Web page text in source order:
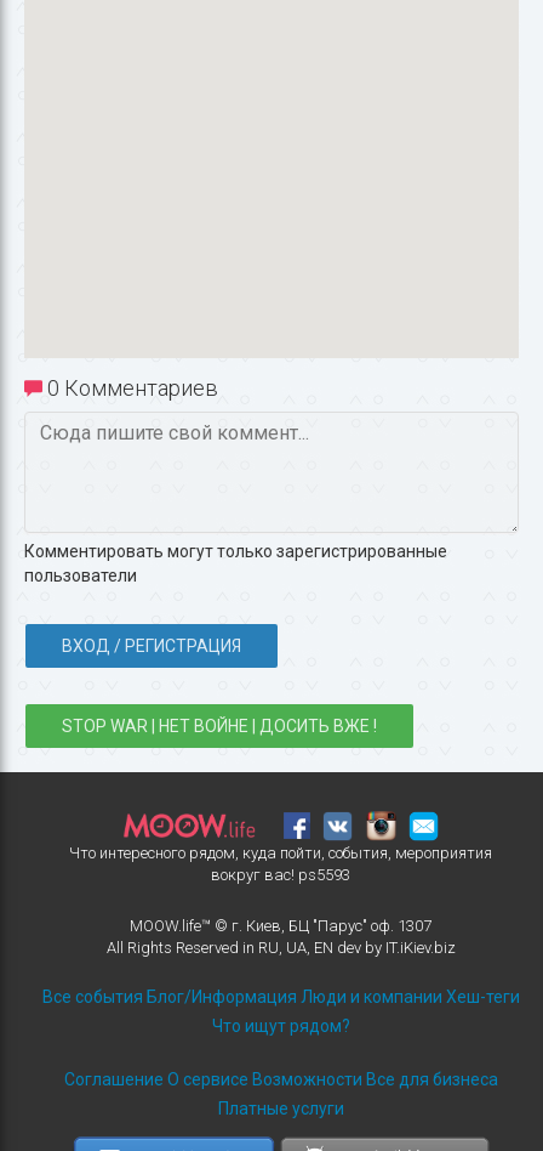
0 Комментариев
Комментировать могут только зарегистрированные
пользователи
ВХОД / РЕГИСТРАЦИЯ
STOP WAR | НЕТ ВОЙНЕ | ДОСИТЬ ВЖЕ !
Что интересного рядом, куда пойти, события, мероприятия
вокруг вас! ps5593
MOOW.life™ © г. Киев, БЦ "Парус" оф. 1307
All Rights Reserved in RU UA, EN dev by IT.iKiev.biz
Все события Блог/Информация Люди и компании Хеш-теги
Что ищут рядом?
Соглашение О сервисе Возможности Все для бизнеса
Платные услуги